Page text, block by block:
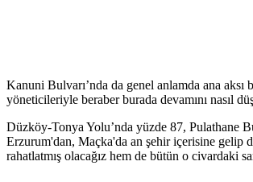
Kanuni Bulvarı’nda da genel anlamda ana
yöneticileriyle beraber burada devamını nasıl
Düzköy-Tonya Yolu’nda yüzde 87, Pulathane
Erzurum'dan, Maçka'da an şehir içerisine gelip
rahatlatmış olacağız hem de bütün o civardaki